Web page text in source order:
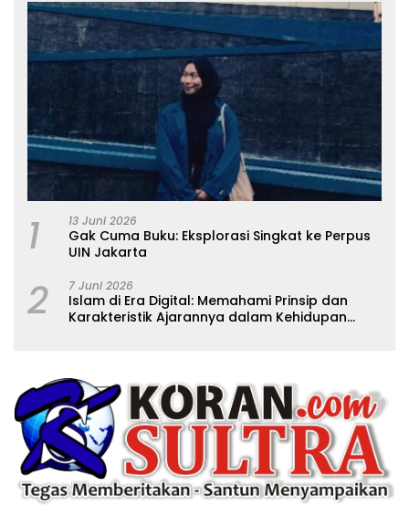
1 13 Juni 2026
Gak Cuma Buku: Eksplorasi Singkat ke Perpus
UIN Jakarta
2 7 Juni 2026
Islam di Era Digital: Memahami Prinsip dan
Karakteristik Ajarannya dalam Kehidupan